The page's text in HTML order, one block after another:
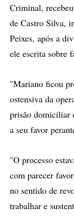
Criminal,
de Castro Silva,
Peixes, após a
ele escrita sobre
"Mariano ficou
ostensiva da
prisão domiciliar
a seu favor
"O processo
com parecer
no sentido de
trabalhar e